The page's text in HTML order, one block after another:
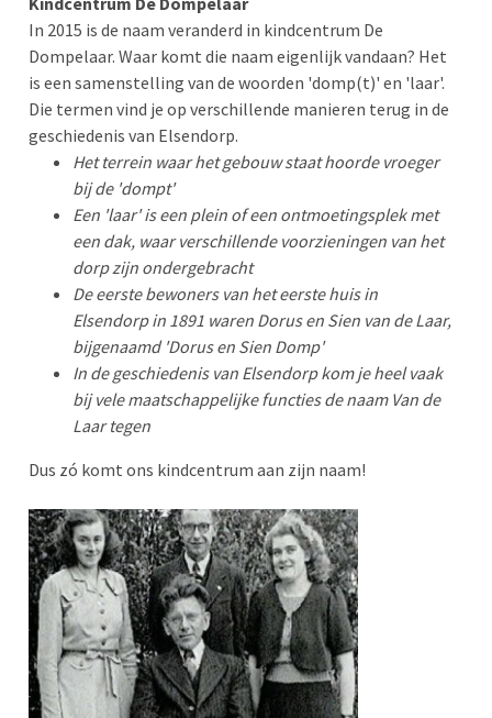
In 2015 is de naam veranderd in kindcentrum De
Dompelaar. Waar komt die naam eigenlijk vandaan? Het
is een samenstelling van de woorden 'domp(t)' en 'laar'.
Die termen vind je op verschillende manieren terug in de
geschiedenis van Elsendorp.
Het terrein waar het gebouw staat hoorde vroeger
bij de 'dompt'
Een 'laar' is een plein of een ontmoetingsplek met
een dak, waar verschillende voorzieningen van het
dorp zijn ondergebracht
De eerste bewoners van het eerste huis in
Elsendorp in 1891 waren Dorus en Sien van de Laar,
bijgenaamd 'Dorus en Sien Domp'
In de geschiedenis van Elsendorp kom je heel vaak
bij vele maatschappelijke functies de naam Van de
Laar tegen
Dus zó komt ons kindcentrum aan zijn naam!